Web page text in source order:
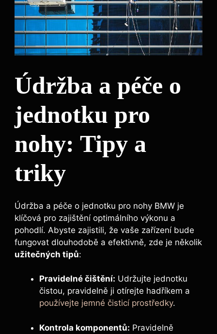
Údržba a péče o
jednotku pro
nohy: Tipy a
triky
Údržba a péče o jednotku pro nohy BMW je
klíčová pro zajištění optimálního výkonu a
pohodlí. Abyste zajistili, že vaše zařízení bude
fungovat dlouhodobě a efektivně, zde je několik
užitečných tipů:
Pravidelné čištění: Udržujte jednotku
čistou, pravidelně ji otírejte hadříkem a
používejte jemné čisticí prostředky.
Kontrola komponentů: Pravidelně